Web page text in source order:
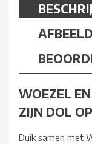
WOEZEL
ZIJN DOL
Duik samen met